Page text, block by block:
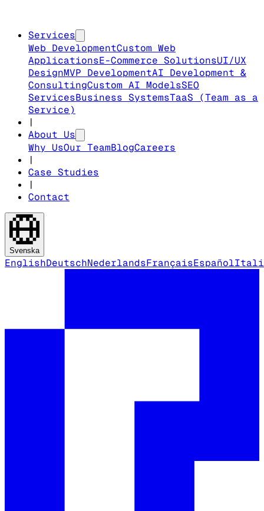
Services
Web DevelopmentCustom Web
ApplicationsE-Commerce SolutionsUI/UX
DesignMVP DevelopmentAI Development &
ConsultingCustom AI ModelsSEO
ServicesBusiness SystemsTaaS (Team as a
Service)
|
About Us
Why UsOur TeamBlogCareers
|
Case Studies
|
Contact
Svenska
EnglishDeutschNederlandsFrançaisEspañol